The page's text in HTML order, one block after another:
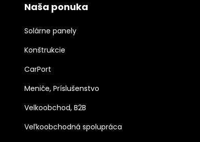
Naša ponuka
Solárne panely
Konštrukcie
CarPort
Meniče, Príslušenstvo
Velkoobchod, B2B
Veľkoobchodná spolupráca